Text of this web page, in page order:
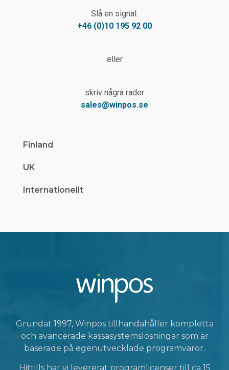
Slå en signal:
+46 (0)10 195 92 00
eller
skriv några rader
sales@winpos.se
Finland
UK
Internationellt
Grundat 1997, Winpos tillhandahåller kompletta
och avancerade kassasystemslösningar som är
baserade på egenutvecklade programvaror.
Hittills har vi levererat programlicenser till ca 15